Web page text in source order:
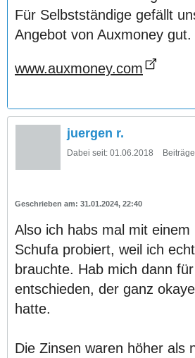
Für Selbstständige gefällt
Angebot von Auxmoney gut.
www.auxmoney.com
juergen r.
Dabei seit: 01.06.2018
31.01.2024, 22:40
Also ich habs mal mit einem
Schufa probiert, weil ich
brauchte. Hab mich dann
entschieden, der ganz
hatte.
Die Zinsen waren höher als